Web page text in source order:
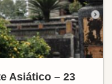
Asiático – 23